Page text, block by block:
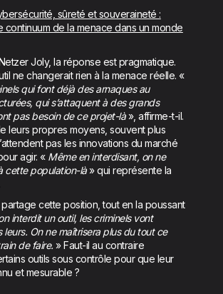
sûreté et souveraineté :
continuum de la menace dans un monde
Joly, la réponse est pragmatique.
ne changerait rien à la menace réelle. «
qui font déjà des arnaques au
qui s’attaquent à des grands
pas besoin de ce projet-là», affirme-t-il.
leurs propres moyens, souvent plus
pas les innovations du marché
agir. « Même en interdisant, on ne
cette population-là» qui représente la
cette position, tout en la poussant
interdit un outil, les criminels vont
leurs. On ne maîtrisera plus du tout ce
de faire. » Faut-il au contraire
outils sous contrôle pour que leur
et mesurable ?